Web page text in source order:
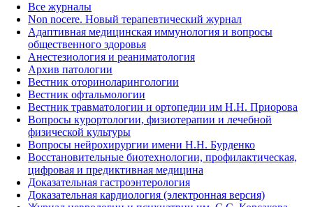
Все журналы
Non nocere. Новый терапевтический журнал
Адаптивная медицинская иммунология и вопросы
общественного здоровья
Анестезиология и реаниматология
Архив патологии
Вестник оториноларингологии
Вестник офтальмологии
Вестник травматологии и ортопедии им Н.Н. Приорова
Вопросы курортологии, физиотерапии и лечебной
физической культуры
Вопросы нейрохирургии имени Н.Н. Бурденко
Восстановительные биотехнологии, профилактическая,
цифровая и предиктивная медицина
Доказательная гастроэнтерология
Доказательная кардиология (электронная версия)